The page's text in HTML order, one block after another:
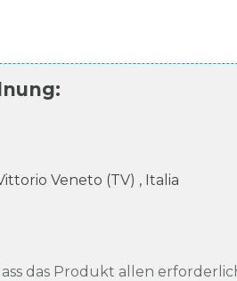
:
Veneto (TV) , Italia
das Produkt allen